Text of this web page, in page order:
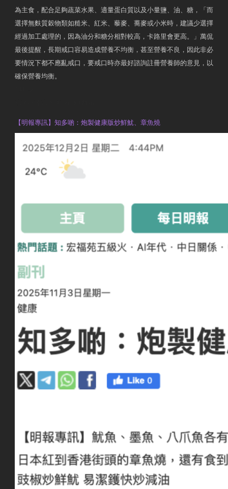
為主食，配合足夠蔬菜水果、適量蛋白質以及小量鹽、油、糖，「而
選擇無麩質穀物類如糙米、紅米、藜麥、蕎麥或小米時，建議少選擇
經過加工處理的，因為油分和糖分相對較高，卡路里會更高。」萬侃
最後提醒，長期戒口容易造成營養不均衡，甚至營養不良，因此非必
要情況下都不應亂戒口，要戒口時亦最好諮詢註冊營養師的意見，以
確保營養均衡。
【明報專訊】知多啲：炮製健康版炒鮮魷、章魚燒